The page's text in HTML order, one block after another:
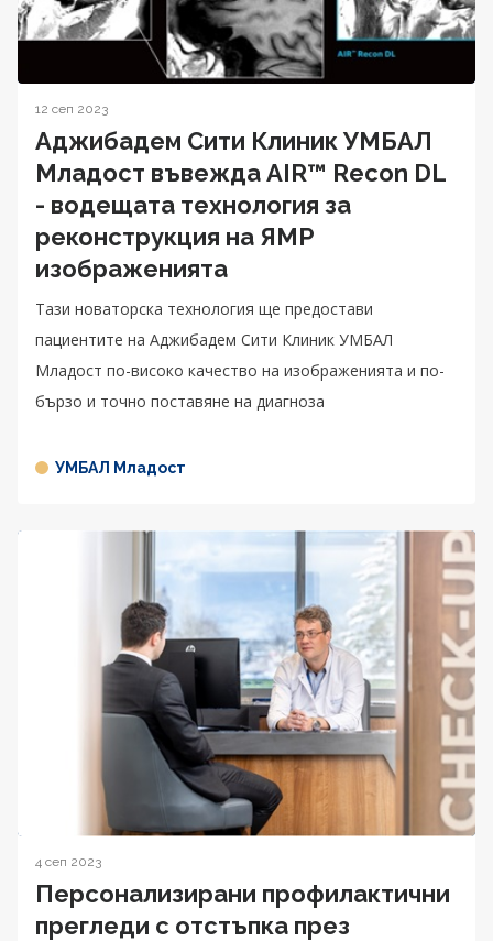
12 сеп 2023
Аджибадем Сити Клиник УМБАЛ
Младост въвежда AIR™ Recon DL
- водещата технология за
реконструкция на ЯМР
изображенията
Тази новаторска технология ще предостави
пациентите на Аджибадем Сити Клиник УМБАЛ
Младост по-високо качество на изображенията и по-
бързо и точно поставяне на диагноза
УМБАЛ Младост
4 сеп 2023
Персонализирани профилактични
прегледи с отстъпка през